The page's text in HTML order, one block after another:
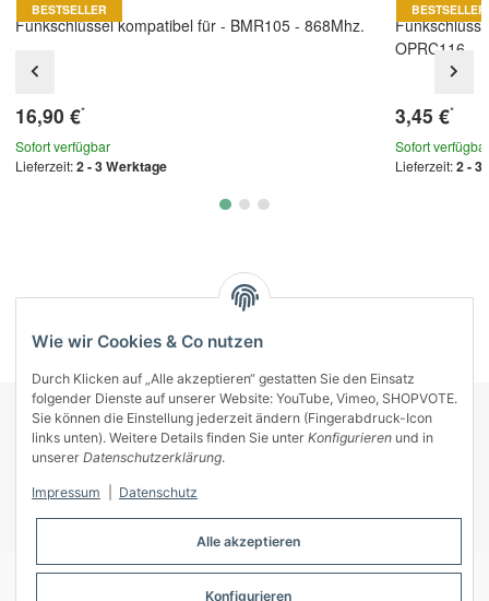
BESTSELLER
Funkschlüssel kompatibel für - BMR105 - 868Mhz.
16,90 €*
Sofort verfügbar
Lieferzeit:2 - 3 Werktage
BESTSELLER
OPRC116
3,45 €*
Sofort verfügbar
Lieferzeit:2 - 3
KONTAKT
INFORMATIONEN
ZAHLUNGSARTEN
Wie wir Cookies & Co nutzen
Durch Klicken auf „Alle akzeptieren“ gestatten Sie den Einsatz
folgender Dienste auf unserer Website: YouTube, Vimeo, SHOPVOTE.
Sie können die Einstellung jederzeit ändern (Fingerabdruck-Icon
links unten). Weitere Details finden Sie unter Konfigurieren und in
unserer Datenschutzerklärung.
Impressum Datenschutz
Alle akzeptieren
Konfigurieren